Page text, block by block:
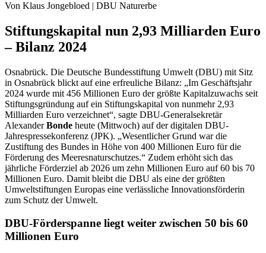
Von Klaus Jongebloed | DBU Naturerbe
Stiftungskapital nun 2,93 Milliarden Euro
– Bilanz 2024
Osnabrück. Die Deutsche Bundesstiftung Umwelt (DBU) mit Sitz
in Osnabrück blickt auf eine erfreuliche Bilanz: „Im Geschäftsjahr
2024 wurde mit 456 Millionen Euro der größte Kapitalzuwachs seit
Stiftungsgründung auf ein Stiftungskapital von nunmehr 2,93
Milliarden Euro verzeichnet“, sagte DBU-Generalsekretär
AlexanderBonde heute (Mittwoch) auf der digitalen DBU-
Jahrespressekonferenz (JPK). „Wesentlicher Grund war die
Zustiftung des Bundes in Höhe von 400 Millionen Euro für die
Förderung des Meeresnaturschutzes.“ Zudem erhöht sich das
jährliche Förderziel ab 2026 um zehn Millionen Euro auf 60 bis 70
Millionen Euro. Damit bleibt die DBU als eine der größten
Umweltstiftungen Europas eine verlässliche Innovationsförderin
zum Schutz der Umwelt.
DBU-Förderspanne liegt weiter zwischen 50 bis 60
Millionen Euro